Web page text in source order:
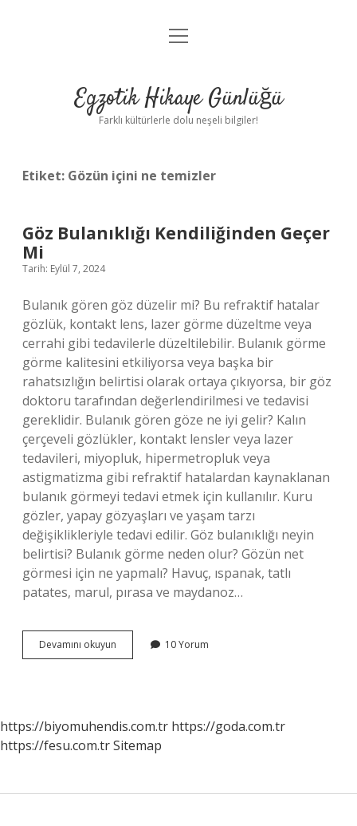
Anasayfa
Yasal Uyarı
menüyü
Egzotik Hikaye Günlüğü
Farklı kültürlerle dolu neşeli bilgiler!
Etiket: Gözün içini ne temizler
Göz Bulanıklığı Kendiliğinden Geçer
Mi
Tarih: Eylül 7, 2024
Bulanık gören göz düzelir mi? Bu refraktif hatalar
gözlük, kontakt lens, lazer görme düzeltme veya
cerrahi gibi tedavilerle düzeltilebilir. Bulanık görme
görme kalitesini etkiliyorsa veya başka bir
rahatsızlığın belirtisi olarak ortaya çıkıyorsa, bir göz
doktoru tarafından değerlendirilmesi ve tedavisi
gereklidir. Bulanık gören göze ne iyi gelir? Kalın
çerçeveli gözlükler, kontakt lensler veya lazer
tedavileri, miyopluk, hipermetropluk veya
astigmatizma gibi refraktif hatalardan kaynaklanan
bulanık görmeyi tedavi etmek için kullanılır. Kuru
gözler, yapay gözyaşları ve yaşam tarzı
değişiklikleriyle tedavi edilir. Göz bulanıklığı neyin
belirtisi? Bulanık görme neden olur? Gözün net
görmesi için ne yapmalı? Havuç, ıspanak, tatlı
patates, marul, pırasa ve maydanoz…
Devamını okuyun
Bulanıklığı
10 Yorum
https://biyomuhendis.com.tr https://goda.com.tr
https://fesu.com.trSitemap